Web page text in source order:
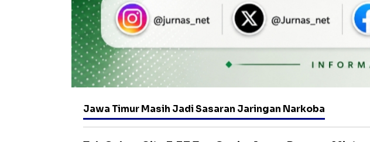
Jawa Timur Masih Jadi Sasaran Jaringan Narkoba